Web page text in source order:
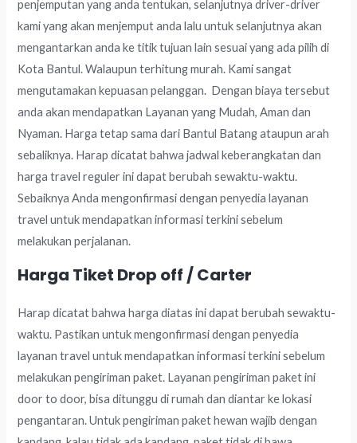
penjemputan yang anda tentukan, selanjutnya driver-driver
kami yang akan menjemput anda lalu untuk selanjutnya akan
mengantarkan anda ke titik tujuan lain sesuai yang ada pilih di
Kota Bantul. Walaupun terhitung murah. Kami sangat
mengutamakan kepuasan pelanggan. Dengan biaya tersebut
anda akan mendapatkan Layanan yang Mudah, Aman dan
Nyaman. Harga tetap sama dari Bantul Batang ataupun arah
sebaliknya. Harap dicatat bahwa jadwal keberangkatan dan
harga travel reguler ini dapat berubah sewaktu-waktu.
Sebaiknya Anda mengonfirmasi dengan penyedia layanan
travel untuk mendapatkan informasi terkini sebelum
melakukan perjalanan.
Harga Tiket Drop off / Carter
Harap dicatat bahwa harga diatas ini dapat berubah sewaktu-
waktu. Pastikan untuk mengonfirmasi dengan penyedia
layanan travel untuk mendapatkan informasi terkini sebelum
melakukan pengiriman paket. Layanan pengiriman paket ini
door to door, bisa ditunggu di rumah dan diantar ke lokasi
pengantaran. Untuk pengiriman paket hewan wajib dengan